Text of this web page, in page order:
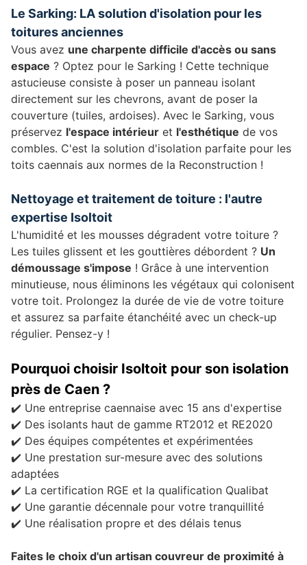
Le Sarking: LA solution d'isolation pour les
toitures anciennes
Vous avez une charpente difficile d'accès ou sans
espace ? Optez pour le Sarking ! Cette technique
astucieuse consiste à poser un panneau isolant
directement sur les chevrons, avant de poser la
couverture (tuiles, ardoises). Avec le Sarking, vous
préservez l'espace intérieur et l'esthétique de vos
combles. C'est la solution d'isolation parfaite pour les
toits caennais aux normes de la Reconstruction !
Nettoyage et traitement de toiture : l'autre
expertise Isoltoit
L'humidité et les mousses dégradent votre toiture ?
Les tuiles glissent et les gouttières débordent ? Un
démoussage s'impose ! Grâce à une intervention
minutieuse, nous éliminons les végétaux qui colonisent
votre toit. Prolongez la durée de vie de votre toiture
et assurez sa parfaite étanchéité avec un check-up
régulier. Pensez-y !
Pourquoi choisir Isoltoit pour son isolation
près de Caen ?
✔️ Une entreprise caennaise avec 15 ans d'expertise
✔️ Des isolants haut de gamme RT2012 et RE2020
✔️ Des équipes compétentes et expérimentées
✔️ Une prestation sur-mesure avec des solutions
adaptées
✔️ La certification RGE et la qualification Qualibat
✔️ Une garantie décennale pour votre tranquillité
✔️ Une réalisation propre et des délais tenus
Faites le choix d'un artisan couvreur de proximité à